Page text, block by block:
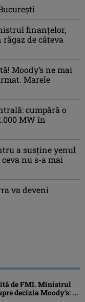
finanțelor,
răgaz de câteva
Moody’s ne mai
Marele
cumpără o
MW în
a susține yenul
ceva nu s-a mai
va deveni
de FMI. Ministrul
decizia Moody’s: ...